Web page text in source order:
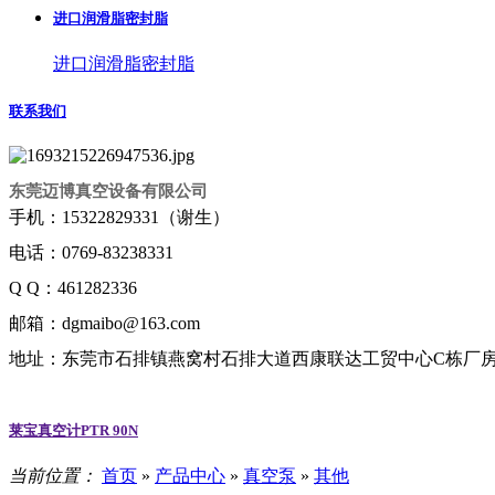
进口润滑脂密封脂
进口润滑脂密封脂
联系我们
东莞迈博真空设备有限公司
手机：15322829331（谢生）
电话：0769-83238331
Q Q：461282336
邮箱：dgmaibo@163.com
地址：东莞市石排镇燕窝村石排大道西康联达工贸中心C栋厂
莱宝真空计PTR 90N
当前位置： 首页 » 产品中心 » 真空泵 » 其他